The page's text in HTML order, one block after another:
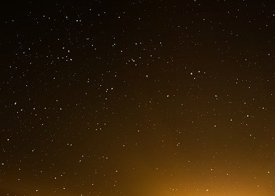
Le 30 septembre 2015, la Russie entrait
Daesh et l’Armée syrienne libre.
Russie progresse sans le Donbass, si la
petit à petit, il est clair qu’elle n’a pas les
troisième front, le premier s’étirant sur
l’offensive islamiste la base aérienne russe
Lattaquié – cœur du pays alaouite – n’abritait
Lesquels furent utilisés pour tenter d’arrêter
chrétienne – la progression des
Pasdaran, les Gardiens de la Révolution de
sur le terrain, garantir la sécurité de la ville
ville d’Idlib (bastion takfiriste jamais repris
cédé sous la poussée d’assaillants